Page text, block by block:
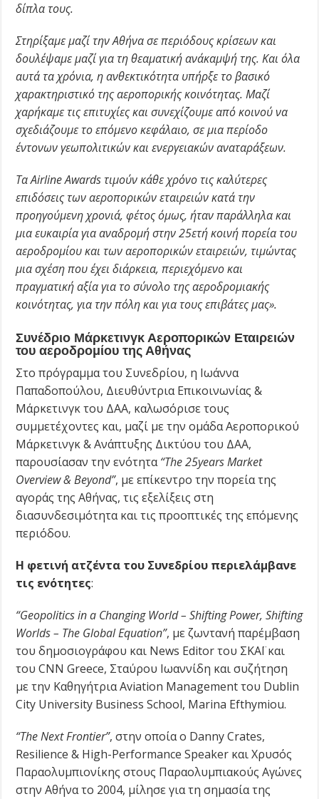
δίπλα τους.
Στηρίξαμε μαζί την Αθήνα σε περιόδους κρίσεων και
δουλέψαμε μαζί για τη θεαματική ανάκαμψή της. Και όλα
αυτά τα χρόνια, η ανθεκτικότητα υπήρξε το βασικό
χαρακτηριστικό της αεροπορικής κοινότητας. Μαζί
χαρήκαμε τις επιτυχίες και συνεχίζουμε από κοινού να
σχεδιάζουμε το επόμενο κεφάλαιο, σε μια περίοδο
έντονων γεωπολιτικών και ενεργειακών αναταράξεων.
Τα Airline Awards τιμούν κάθε χρόνο τις καλύτερες
επιδόσεις των αεροπορικών εταιρειών κατά την
προηγούμενη χρονιά, φέτος όμως, ήταν παράλληλα και
μια ευκαιρία για αναδρομή στην 25ετή κοινή πορεία του
αεροδρομίου και των αεροπορικών εταιρειών, τιμώντας
μια σχέση που έχει διάρκεια, περιεχόμενο και
πραγματική αξία για το σύνολο της αεροδρομιακής
κοινότητας, για την πόλη και για τους επιβάτες μας».
Συνέδριο Μάρκετινγκ Αεροπορικών Εταιρειών
του αεροδρομίου της Αθήνας
Στο πρόγραμμα του Συνεδρίου, η Ιωάννα
Παπαδοπούλου, Διευθύντρια Επικοινωνίας &
Μάρκετινγκ του ΔΑΑ, καλωσόρισε τους
συμμετέχοντες και, μαζί με την ομάδα Αεροπορικού
Μάρκετινγκ & Ανάπτυξης Δικτύου του ΔΑΑ,
παρουσίασαν την ενότητα“The 25years Market
Overview & Beyond”, με επίκεντρο την πορεία της
αγοράς της Αθήνας, τις εξελίξεις στη
διασυνδεσιμότητα και τις προοπτικές της επόμενης
περιόδου.
Η φετινή ατζέντα του Συνεδρίου περιελάμβανε
τις ενότητες:
“Geopolitics in a Changing World – Shifting Power, Shifting
Worlds – The GlobalEquation”, με ζωντανή παρέμβαση
του δημοσιογράφου και News Editor του ΣΚΑΪ και
του CNN Greece, Σταύρου Ιωαννίδη και συζήτηση
με την Καθηγήτρια Aviation Management του Dublin
City University Business School, Marina Efthymiou.
“The Next Frontier”, στην οποία ο Danny Crates,
Resilience & High-Performance Speaker και Χρυσός
Παραολυμπιονίκης στους Παραολυμπιακούς Αγώνες
στην Αθήνα το 2004, μίλησε για τη σημασία της